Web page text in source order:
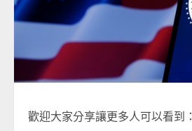
歡迎大家分享讓更多人可以看到：